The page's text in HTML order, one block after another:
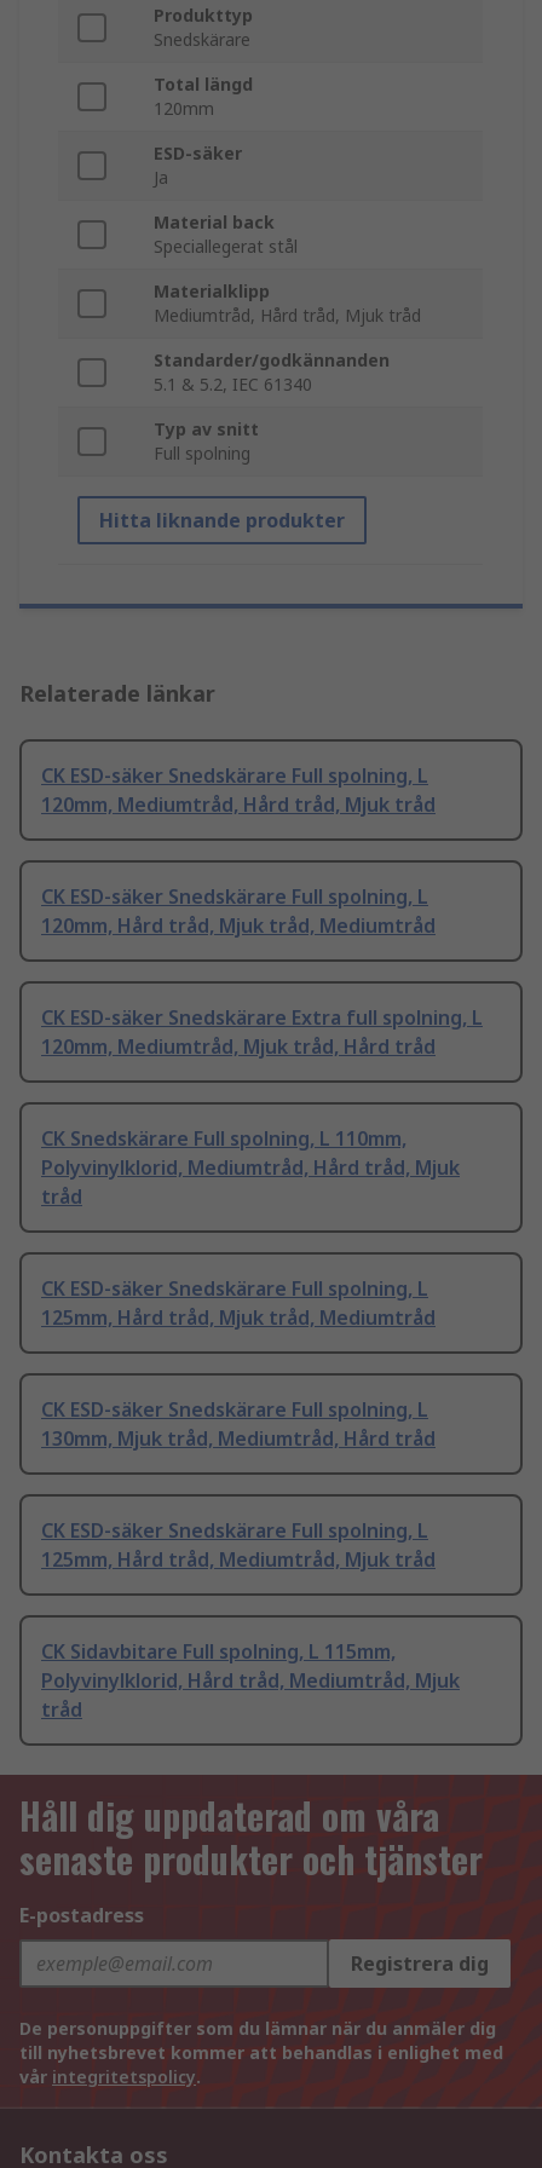
Produkttyp
Snedskärare
Total längd
120mm
ESD-säker
Ja
Material back
Speciallegerat stål
Materialklipp
Mediumtråd, Hård tråd, Mjuk tråd
Standarder/godkännanden
5.1 & 5.2, IEC 61340
Typ av snitt
Full spolning
Hitta liknande produkter
Relaterade länkar
CK ESD-säker Snedskärare Full spolning, L
120mm, Mediumtråd, Hård tråd, Mjuk tråd
CK ESD-säker Snedskärare Full spolning, L
120mm, Hård tråd, Mjuk tråd, Mediumtråd
CK ESD-säker Snedskärare Extra full spolning, L
120mm, Mediumtråd, Mjuk tråd, Hård tråd
CK Snedskärare Full spolning, L 110mm,
Polyvinylklorid, Mediumtråd, Hård tråd, Mjuk
tråd
CK ESD-säker Snedskärare Full spolning, L
125mm, Hård tråd, Mjuk tråd, Mediumtråd
CK ESD-säker Snedskärare Full spolning, L
130mm, Mjuk tråd, Mediumtråd, Hård tråd
CK ESD-säker Snedskärare Full spolning, L
125mm, Hård tråd, Mediumtråd, Mjuk tråd
CK Sidavbitare Full spolning, L 115mm,
Polyvinylklorid, Hård tråd, Mediumtråd, Mjuk
tråd
Håll dig uppdaterad om våra
senaste produkter och tjänster
E-postadress
Registrera dig
De personuppgifter som du lämnar när du anmäler dig
till nyhetsbrevet kommer att behandlas i enlighet med
vår integritetspolicy.
Kontakta oss